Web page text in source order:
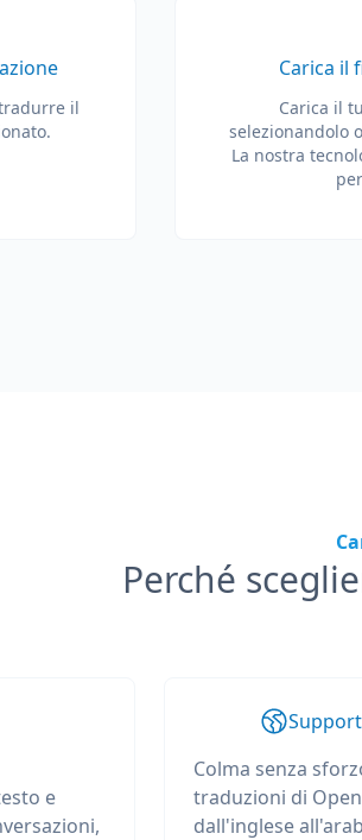
il
Carica il
Carica il
selezionandolo
La nostra
Perché
e
Colma senza
traduzioni di
dall'inglese